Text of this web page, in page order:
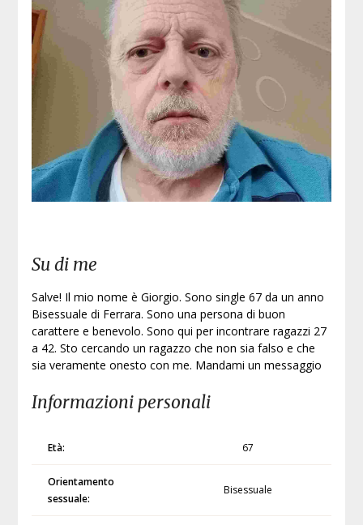
Su di me
Salve! Il mio nome è Giorgio. Sono single 67 da un anno
Bisessuale di Ferrara. Sono una persona di buon
carattere e benevolo. Sono qui per incontrare ragazzi 27
a 42. Sto cercando un ragazzo che non sia falso e che
sia veramente onesto con me. Mandami un messaggio
Informazioni personali
Età: 67
Orientamento
sessuale:
Bisessuale